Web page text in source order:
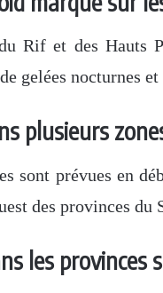
Rif et des Hauts
gelées nocturnes
plusieurs
sont prévues en
des provinces du
les provinces